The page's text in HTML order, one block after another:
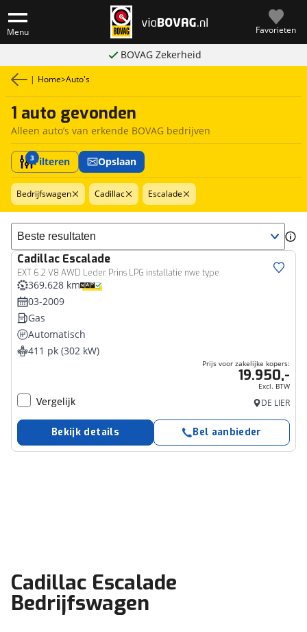
Menu Favorieten
BOVAG Zekerheid
| Home>Auto's
1 auto gevonden
Alleen auto’s van erkende BOVAG bedrijven
3Filteren Opslaan
Bedrijfswagen Cadillac Escalade
Sorteer resultaten
Cadillac Escalade
EXT 6.2 V8 AWD Leder Prins LPG installatie nwe type
Bedrijfswagen
369.628 km
03-2009
Gas
Automatisch
411 pk (302 kW)
Prijs voor zakelijke kopers:
19.950,-
Excl. BTW
Vergelijk DE LIER
Bekijk details Bel aanbieder
Cadillac Escalade
Bedrijfswagen